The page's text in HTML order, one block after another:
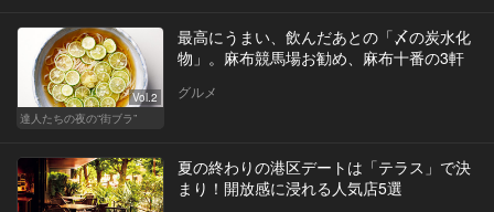
Vol.2
達人たちの夜の“街ブラ”
最高にうまい、飲んだあとの「〆の炭水化
物」。麻布競馬場お勧め、麻布十番の3軒
グルメ
夏の終わりの港区デートは「テラス」で決
まり！開放感に浸れる人気店5選